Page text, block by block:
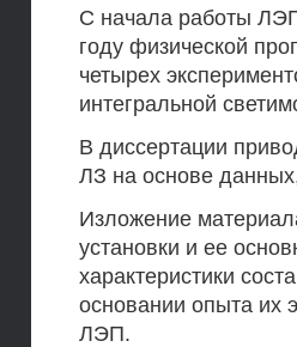
С начала работы
году физической
четырех
интегральной
В диссертации
ЛЗ на основе
Изложение
установки и ее
характеристики
основании опыта их
ЛЭП.